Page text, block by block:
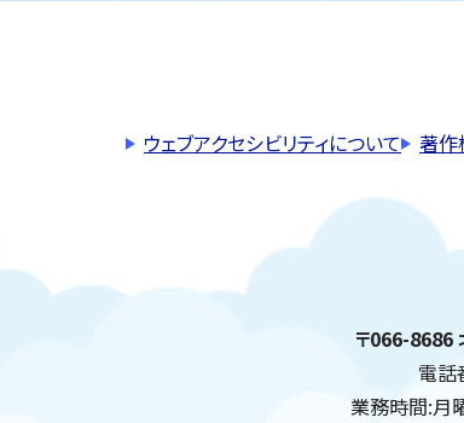
ウェブアクセシビリティについて 著作
住所:
〒066-8686
電話
業務時間:月